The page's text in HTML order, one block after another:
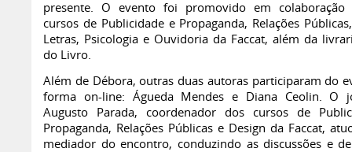
presente. O evento foi promovido em colaboração
cursos de Publicidade e Propaganda, Relações
Letras, Psicologia e Ouvidoria da Faccat, além da
do Livro.
Além de Débora, outras duas autoras participaram do
forma on-line: Águeda Mendes e Diana Ceolin. O
Augusto Parada, coordenador dos cursos de
Propaganda, Relações Públicas e Design da Faccat,
mediador do encontro, conduzindo as discussões e